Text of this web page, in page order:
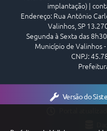
implantação) |
Endereço: Rua Antônio
Valinhos, SP
Segunda à Sexta das
Município de Valinhos
CNPJ:
Versão do